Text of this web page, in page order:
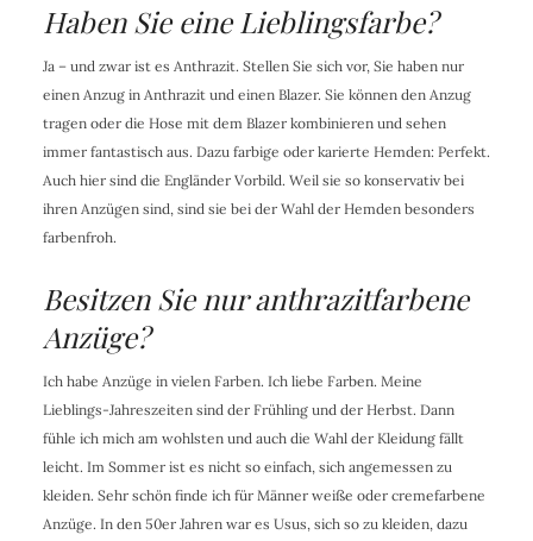
Haben Sie eine Lieblingsfarbe?
Ja – und zwar ist es Anthrazit. Stellen Sie sich vor, Sie haben nur
einen Anzug in Anthrazit und einen Blazer. Sie können den Anzug
tragen oder die Hose mit dem Blazer kombinieren und sehen
immer fantastisch aus. Dazu farbige oder karierte Hemden: Perfekt.
Auch hier sind die Engländer Vorbild. Weil sie so konservativ bei
ihren Anzügen sind, sind sie bei der Wahl der Hemden besonders
farbenfroh.
Besitzen Sie nur anthrazitfarbene
Anzüge?
Ich habe Anzüge in vielen Farben. Ich liebe Farben. Meine
Lieblings-Jahreszeiten sind der Frühling und der Herbst. Dann
fühle ich mich am wohlsten und auch die Wahl der Kleidung fällt
leicht. Im Sommer ist es nicht so einfach, sich angemessen zu
kleiden. Sehr schön finde ich für Männer weiße oder cremefarbene
Anzüge. In den 50er Jahren war es Usus, sich so zu kleiden, dazu